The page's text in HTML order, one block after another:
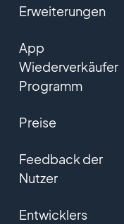
Erweiterungen
App
Wiederverkäufer
Programm
Preise
Feedback der
Nutzer
Entwicklers